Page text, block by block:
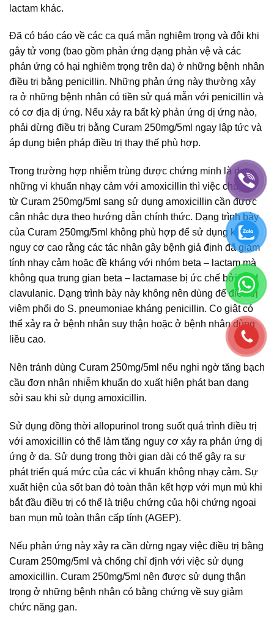
lactam khác.
Đã có báo cáo về các ca quá mẫn nghiêm trọng và đôi khi
gây tử vong (bao gồm phản ứng dạng phản vệ và các
phản ứng có hại nghiêm trọng trên da) ở những bệnh nhân
điều trị bằng penicillin. Những phản ứng này thường xảy
ra ở những bệnh nhân có tiền sử quá mẫn với penicillin và
có cơ địa dị ứng. Nếu xảy ra bất kỳ phản ứng dị ứng nào,
phải dừng điều trị bằng Curam 250mg/5ml ngay lập tức và
áp dụng biện pháp điều trị thay thế phù hợp.
Trong trường hợp nhiễm trùng được chứng minh là do
những vi khuẩn nhạy cảm với amoxicillin thì việc chuyển
từ Curam 250mg/5ml sang sử dụng amoxicillin cần được
cân nhắc dựa theo hướng dẫn chính thức. Dạng trình bày
của Curam 250mg/5ml không phù hợp để sử dụng khi có
nguy cơ cao rằng các tác nhân gây bệnh giả định đã giảm
tính nhạy cảm hoặc đề kháng với nhóm beta – lactam mà
không qua trung gian beta – lactamase bị ức chế bởi acid
clavulanic. Dạng trình bày này không nên dùng để điều trị
viêm phổi do S. pneumoniae kháng penicillin. Co giật có
thể xảy ra ở bệnh nhân suy thận hoặc ở bệnh nhân dùng
liều cao.
Nên tránh dùng Curam 250mg/5ml nếu nghi ngờ tăng bạch
cầu đơn nhân nhiễm khuẩn do xuất hiện phát ban dạng
sởi sau khi sử dụng amoxicillin.
Sử dụng đồng thời allopurinol trong suốt quá trình điều trị
với amoxicillin có thể làm tăng nguy cơ xảy ra phản ứng dị
ứng ở da. Sử dụng trong thời gian dài có thể gây ra sự
phát triển quá mức của các vi khuẩn không nhạy cảm. Sự
xuất hiện của sốt ban đỏ toàn thân kết hợp với mụn mủ khi
bắt đầu điều trị có thể là triệu chứng của hội chứng ngoại
ban mụn mủ toàn thân cấp tính (AGEP).
Nếu phản ứng này xảy ra cần dừng ngay việc điều trị bằng
Curam 250mg/5ml và chống chỉ định với việc sử dụng
amoxicillin. Curam 250mg/5ml nên được sử dụng thận
trọng ở những bệnh nhân có bằng chứng về suy giảm
chức năng gan.